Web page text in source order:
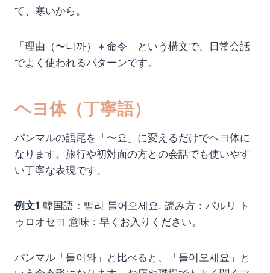
て、寒いから。
「理由（〜니까）＋命令」という構文で、日常会話
でよく使われるパターンです。
ヘヨ体（丁寧語）
パンマルの語尾を「〜요」に変えるだけでヘヨ体に
なります。旅行や初対面の方との会話でも使いやす
い丁寧な表現です。
例文1 韓国語：빨리 들어오세요. 読み方：パルリ ト
ゥロオセヨ 意味：早くお入りください。
パンマル「들어와」と比べると、「들어오세요」と